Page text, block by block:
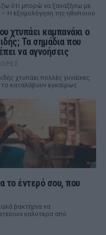
ότι μπορώ να ξαναζήσω με
– Η εξομολόγηση της ηθοποιού
χτυπάει καμπανάκι ο
Τα σημάδια που
να αγνοήσεις
ΏΡΕΣ
χτυπάει πολλές γυναίκες
το καταλάβουν εγκαίρως
το έντερό σου, που
βακτήρια να
καλύτερα από